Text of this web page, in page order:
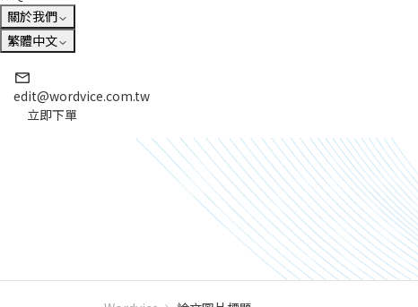
關於我們
繁體中文
edit@wordvice.com.tw
立即下單